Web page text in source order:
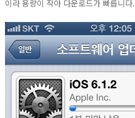
이라 용량이 작아 다운로드가 빠릅니다.